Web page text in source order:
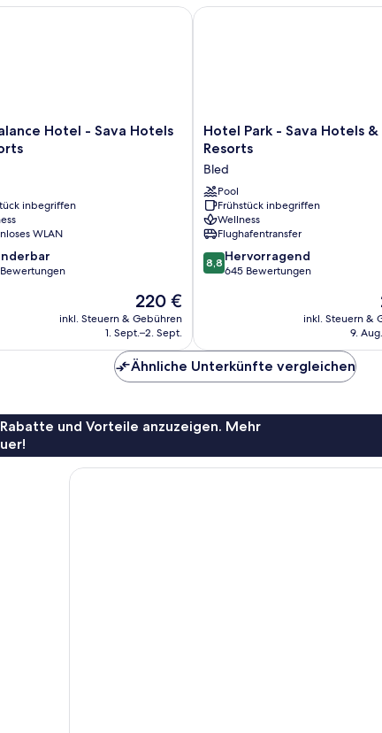
Hotel - Sava Hotels
inbegriffen
WLAN
Der
Preis
beträgt
220 €
inkl. Steuern & Gebühren
1. Sept.–2. Sept.
Hotel - Sava Hotels & Resorts
Hotel
Park
Sava
Hotels
&
Resorts
Bled
Hotel Park - Sava Hotels &
Resorts
Bled
Pool
Frühstück inbegriffen
Wellness
Flughafentransfer
8.8
von
8,8 Hervorragend
645 Bewertungen
inkl. Steuern &
9.
Hotel Park - Sava Hotels &
Ähnliche Unterkünfte vergleichen
und Vorteile anzuzeigen. Mehr